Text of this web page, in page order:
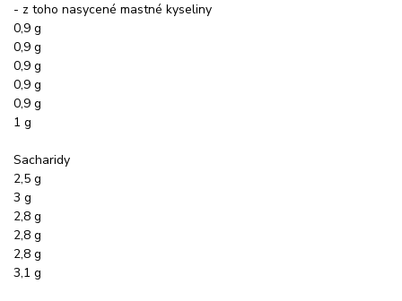
- z toho nasycené mastné kyseliny
0,9 g
0,9 g
0,9 g
0,9 g
0,9 g
1 g
Sacharidy
2,5 g
3 g
2,8 g
2,8 g
2,8 g
3,1 g